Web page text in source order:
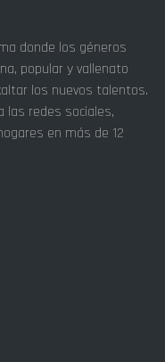
donde los géneros
popular y vallenato
los nuevos talentos.
las redes sociales,
en más de 12